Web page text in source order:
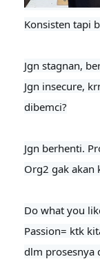
Konsisten tapi
Jgn stagnan,
Jgn insecure,
dibemci?
Jgn berhenti.
Org2 gak akan
Do what you
Passion= ktk
dlm prosesnya